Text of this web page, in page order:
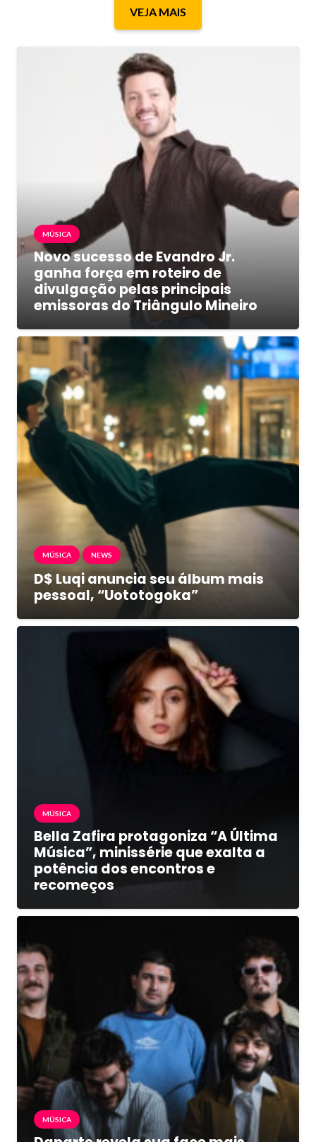
VEJA MAIS
MÚSICA
Novo sucesso de Evandro Jr.
ganha força em roteiro de
divulgação pelas principais
emissoras do Triângulo Mineiro
MÚSICA NEWS
D$ Luqi anuncia seu álbum mais
pessoal, “Uototogoka”
MÚSICA
Bella Zafira protagoniza “A Última
Música”, minissérie que exalta a
potência dos encontros e
recomeços
MÚSICA